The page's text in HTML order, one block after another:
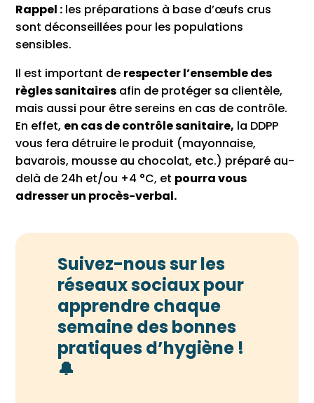
Rappel : les préparations à base d’œufs crus
sont déconseillées pour les populations
sensibles.
Il est important de respecter l’ensemble des
règles sanitaires afin de protéger sa clientèle,
mais aussi pour être sereins en cas de contrôle.
En effet, en cas de contrôle sanitaire, la DDPP
vous fera détruire le produit (mayonnaise,
bavarois, mousse au chocolat, etc.) préparé au-
delà de 24h et/ou +4 °C, et pourra vous
adresser un procès-verbal.
Suivez-nous sur les
réseaux sociaux pour
apprendre chaque
semaine des bonnes
pratiques d’hygiène !
🔔